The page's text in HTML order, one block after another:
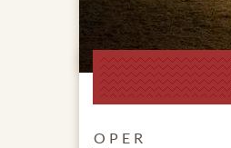
OPER